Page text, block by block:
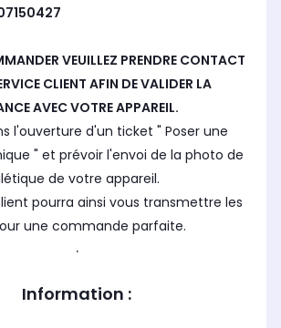
VEUILLEZ PRENDRE CONTACT
CLIENT AFIN DE VALIDER LA
AVEC VOTRE APPAREIL.
l'ouverture d'un ticket " Poser une
" et prévoir l'envoi de la photo de
de votre appareil.
pourra ainsi vous transmettre les
une commande parfaite.
.
Information :